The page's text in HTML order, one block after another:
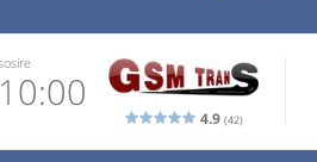
10:00
4.9 (42)